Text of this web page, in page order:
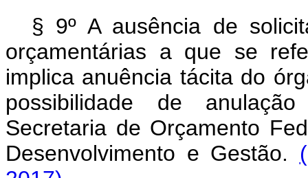
§ 9º A ausência de
orçamentárias a que se
implica anuência tácita do
possibilidade de
Secretaria de Orçamento
Desenvolvimento e Gestão.